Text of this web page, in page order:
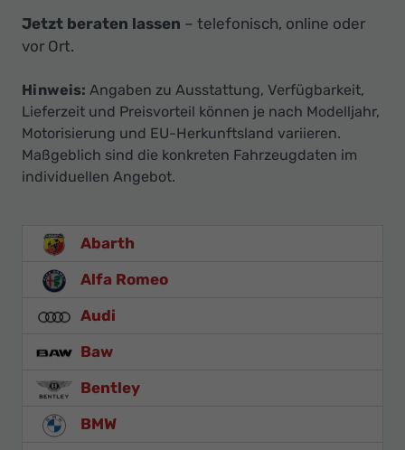
Jetzt beraten lassen – telefonisch, online oder
vor Ort.
Hinweis: Angaben zu Ausstattung, Verfügbarkeit,
Lieferzeit und Preisvorteil können je nach Modelljahr,
Motorisierung und EU-Herkunftsland variieren.
Maßgeblich sind die konkreten Fahrzeugdaten im
individuellen Angebot.
Abarth
Alfa Romeo
Audi
Baw
Bentley
BMW